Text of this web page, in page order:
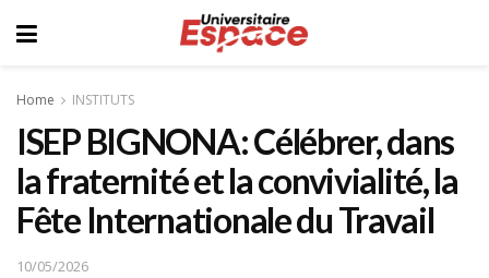
Home INSTITUTS
ISEP BIGNONA: Célébrer, dans
la fraternité et la convivialité, la
Fête Internationale du Travail
10/05/2026